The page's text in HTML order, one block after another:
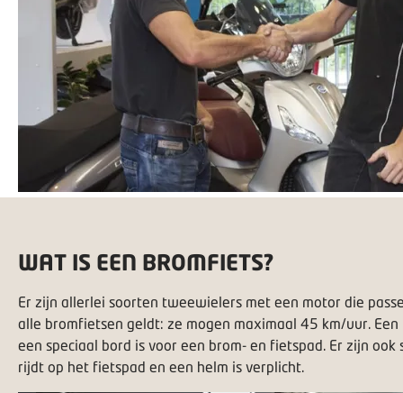
WAT IS EEN BROMFIETS?
Er zijn allerlei soorten tweewielers met een motor die
alle bromfietsen geldt: ze mogen maximaal 45 km/uur.
een speciaal bord is voor een brom- en fietspad. Er zijn
rijdt op het fietspad en een helm is verplicht.